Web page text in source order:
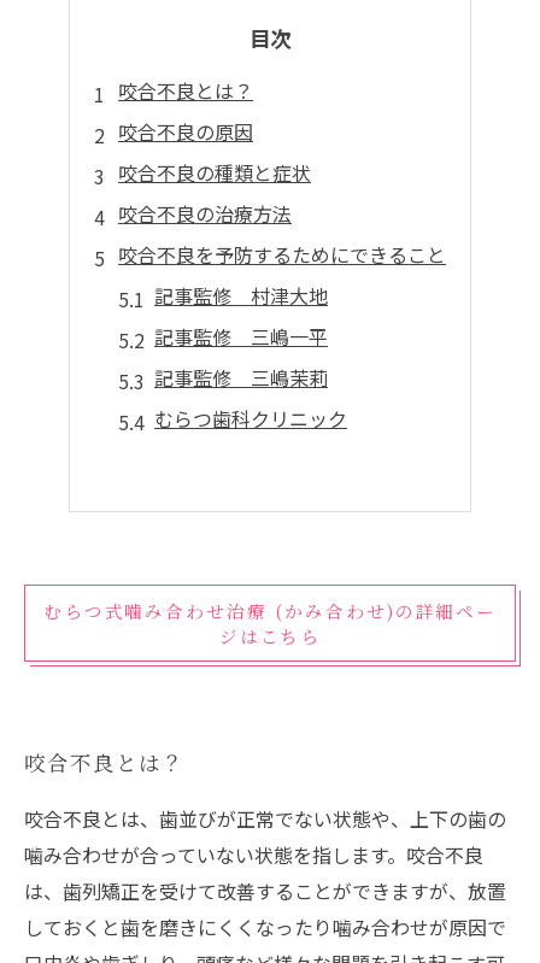
目次
咬合不良とは？
咬合不良の原因
咬合不良の種類と症状
咬合不良の治療方法
咬合不良を予防するためにできること
記事監修 村津大地
記事監修 三嶋一平
記事監修 三嶋茉莉
むらつ歯科クリニック
むらつ式噛み合わせ治療 (かみ合わせ)の詳細ペー
ジはこちら
咬合不良とは？
咬合不良とは、歯並びが正常でない状態や、上下の歯の
噛み合わせが合っていない状態を指します。咬合不良
は、歯列矯正を受けて改善することができますが、放置
しておくと歯を磨きにくくなったり噛み合わせが原因で